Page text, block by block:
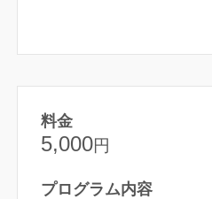
料金
5,000円
プログラム内容